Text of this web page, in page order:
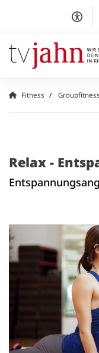
Fitness Groupfitness
Relax -